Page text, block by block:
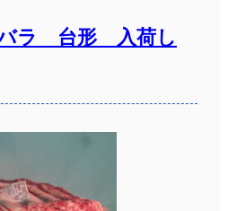
ラ 台形 入荷し